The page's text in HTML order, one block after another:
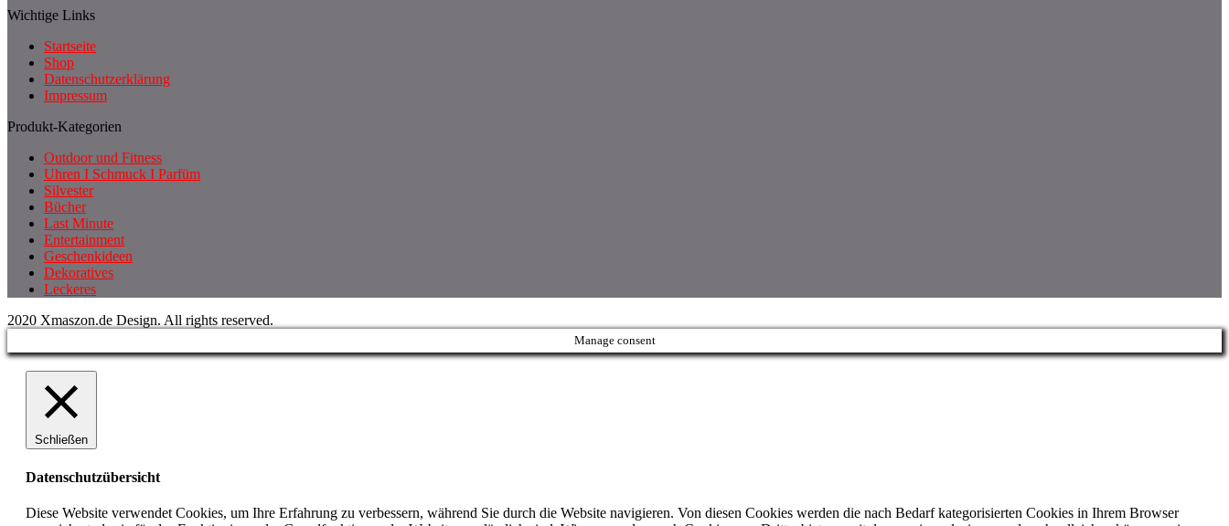
Wichtige Links
Startseite
Shop
Datenschutzerklärung
Impressum
Produkt-Kategorien
Outdoor und Fitness
Uhren I Schmuck I Parfüm
Silvester
Bücher
Last Minute
Entertainment
Geschenkideen
Dekoratives
Leckeres
2020 Xmaszon.de Design. All rights reserved.
Manage consent
Schließen
Datenschutzübersicht
Diese Website verwendet Cookies, um Ihre Erfahrung zu verbessern, während Sie durch die Website navigieren. Von diesen Cookies werden die nach Bedarf kategorisierten Cookies in Ihrem Browser